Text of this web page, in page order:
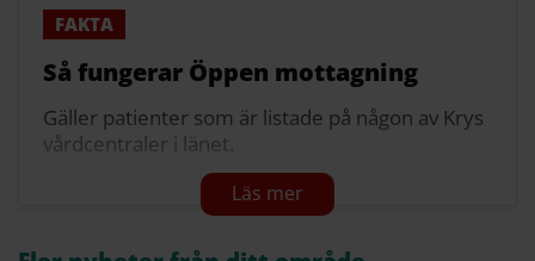
Så fungerar Öppen mottagning
Gäller patienter som är listade på någon av Krys
vårdcentraler i länet.
Ett antal tider läggs upp i appen varje morgon.
Patienten väljer en tid och anmäler sig i